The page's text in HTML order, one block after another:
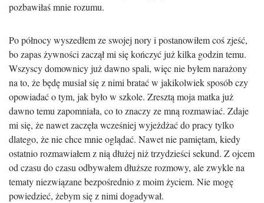
pozbawiłaś mnie rozumu.
Po północy wyszedłem ze swojej nory i postanowiłem coś zjeść,
bo zapas żywności zaczął mi się kończyć już kilka godzin temu.
Wszyscy domownicy już dawno spali, więc nie byłem narażony
na to, że będę musiał się z nimi bratać w jakikolwiek sposób czy
opowiadać o tym, jak było w szkole. Zresztą moja matka już
dawno temu zapomniała, co to znaczy ze mną rozmawiać. Zdaje
mi się, że nawet zaczęła wcześniej wyjeżdżać do pracy tylko
dlatego, że nie chce mnie oglądać. Nawet nie pamiętam, kiedy
ostatnio rozmawiałem z nią dłużej niż trzydzieści sekund. Z ojcem
od czasu do czasu odbywałem dłuższe rozmowy, ale zwykle na
tematy niezwiązane bezpośrednio z moim życiem. Nie mogę
powiedzieć, żebym się z nimi dogadywał.